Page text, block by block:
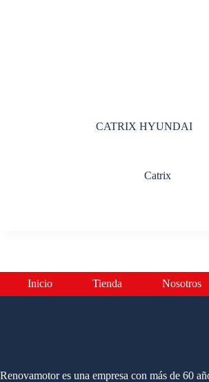
CATRIX HYUNDAI
Catrix
Inicio Tienda Nosotros
Renovamotor es una empresa con más de 60